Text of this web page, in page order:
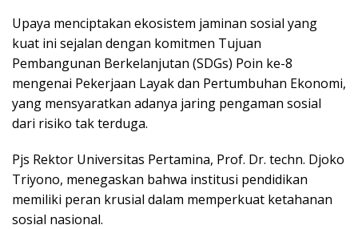
Upaya menciptakan ekosistem jaminan sosial yang
kuat ini sejalan dengan komitmen Tujuan
Pembangunan Berkelanjutan (SDGs) Poin ke-8
mengenai Pekerjaan Layak dan Pertumbuhan Ekonomi,
yang mensyaratkan adanya jaring pengaman sosial
dari risiko tak terduga.
Pjs Rektor Universitas Pertamina, Prof. Dr. techn. Djoko
Triyono, menegaskan bahwa institusi pendidikan
memiliki peran krusial dalam memperkuat ketahanan
sosial nasional.